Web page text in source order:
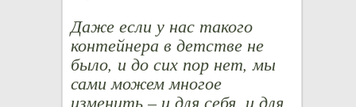
Даже если у нас такого
контейнера в детстве не
было, и до сих пор нет, мы
сами можем многое
изменить – и для себя, и для